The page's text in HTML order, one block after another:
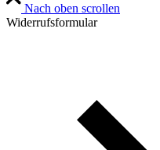
Nach oben scrollen
Widerrufsformular